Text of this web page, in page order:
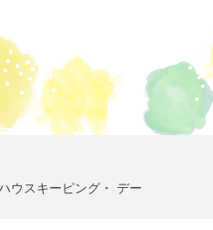
ウスキーピング・ デー